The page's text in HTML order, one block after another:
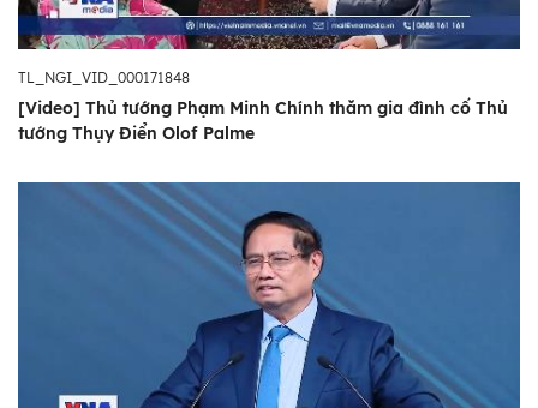
TL_NGI_VID_000171848
[Video] Thủ tướng Phạm Minh Chính thăm gia đình cố Thủ
tướng Thụy Điển Olof Palme